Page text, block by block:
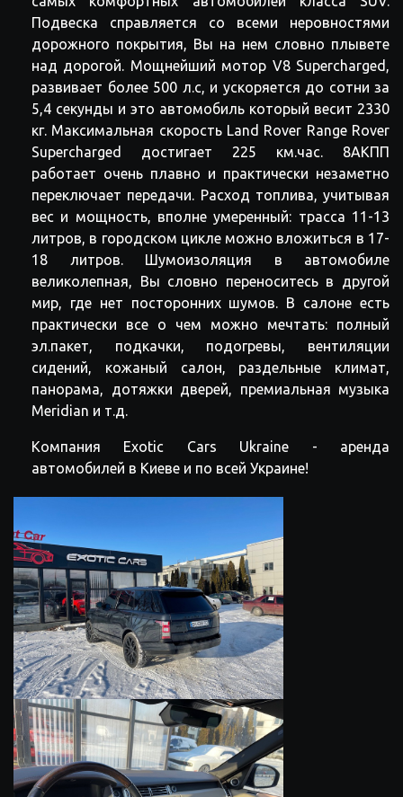
Подвеска справляется со всеми неровностями
дорожного покрытия, Вы на нем словно плывете
над дорогой. Мощнейший мотор V8 Supercharged,
развивает более 500 л.с, и ускоряется до сотни за
5,4 секунды и это автомобиль который весит 2330
кг. Максимальная скорость Land Rover Range Rover
Supercharged достигает 225 км.час. 8АКПП
работает очень плавно и практически незаметно
переключает передачи. Расход топлива, учитывая
вес и мощность, вполне умеренный: трасса 11-13
литров, в городском цикле можно вложиться в 17-
18 литров. Шумоизоляция в автомобиле
великолепная, Вы словно переноситесь в другой
мир, где нет посторонних шумов. В салоне есть
практически все о чем можно мечтать: полный
эл.пакет, подкачки, подогревы, вентиляции
сидений, кожаный салон, раздельные климат,
панорама, дотяжки дверей, премиальная музыка
Meridian и т.д.
Компания Exotic Cars Ukraine - аренда
автомобилей в Киеве и по всей Украине!